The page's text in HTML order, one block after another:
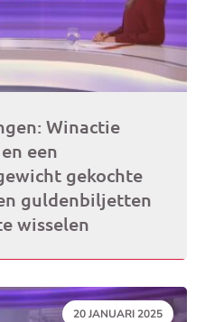
Winactie
een
gekochte
guldenbiljetten
wisselen
DATUM:
20 JANUARI 2025